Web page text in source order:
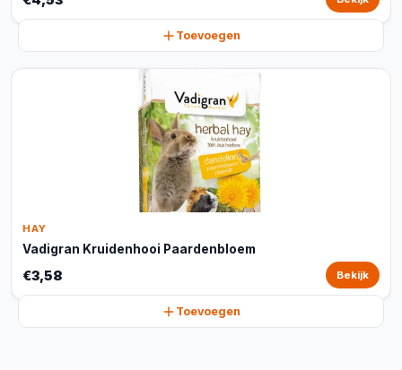
Toevoegen
HAY
Vadigran Kruidenhooi Paardenbloem
€3,58 Bekijk
Toevoegen